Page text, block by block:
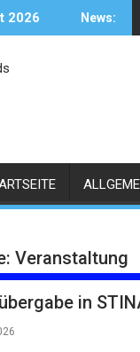
2026 News:
Veranstaltung
in